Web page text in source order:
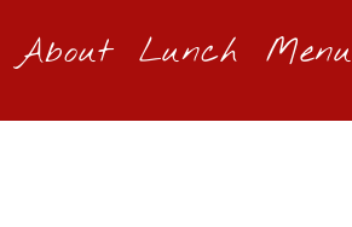
About Lunch Menu